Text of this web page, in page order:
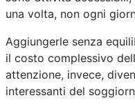
una volta, non ogni
Aggiungerle senza
il costo complessivo
attenzione, invece,
interessanti del